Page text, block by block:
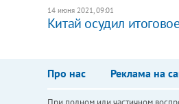
14 июня 2021, 09:01
Китай осудил
Про нас Реклама на